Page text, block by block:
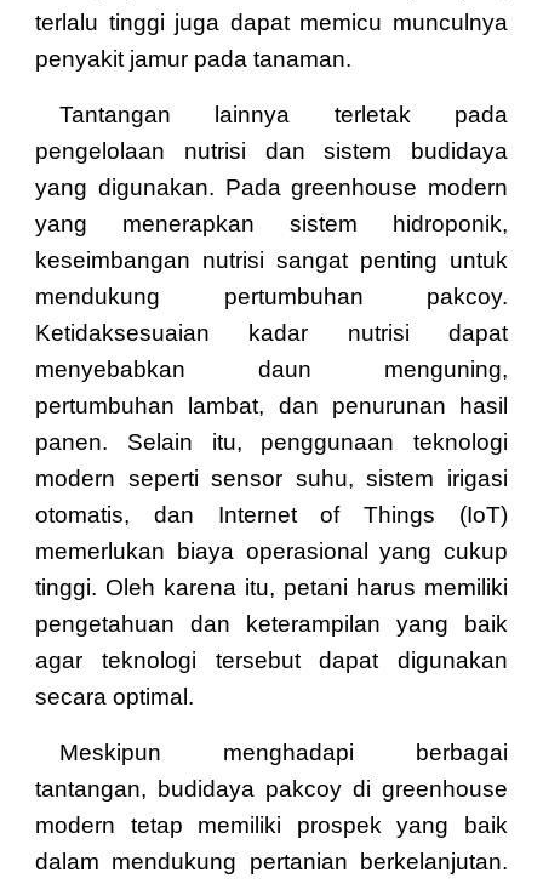
terlalu tinggi juga dapat memicu munculnya
penyakit jamur pada tanaman.
Tantangan lainnya terletak pada
pengelolaan nutrisi dan sistem budidaya
yang digunakan. Pada greenhouse modern
yang menerapkan sistem hidroponik,
keseimbangan nutrisi sangat penting untuk
mendukung pertumbuhan pakcoy.
Ketidaksesuaian kadar nutrisi dapat
menyebabkan daun menguning,
pertumbuhan lambat, dan penurunan hasil
panen. Selain itu, penggunaan teknologi
modern seperti sensor suhu, sistem irigasi
otomatis, dan Internet of Things (IoT)
memerlukan biaya operasional yang cukup
tinggi. Oleh karena itu, petani harus memiliki
pengetahuan dan keterampilan yang baik
agar teknologi tersebut dapat digunakan
secara optimal.
Meskipun menghadapi berbagai
tantangan, budidaya pakcoy di greenhouse
modern tetap memiliki prospek yang baik
dalam mendukung pertanian berkelanjutan.